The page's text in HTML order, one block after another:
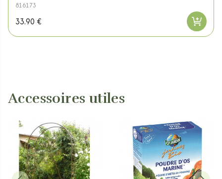
816173
33.90 €
Accessoires utiles